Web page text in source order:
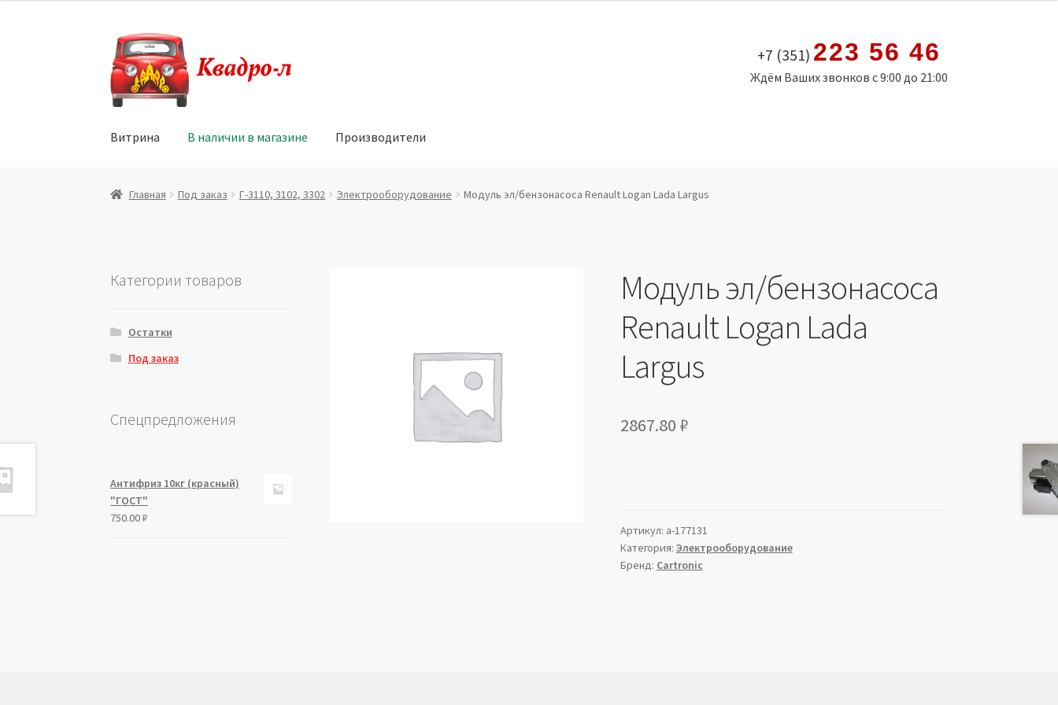
Перейти
к
навигации
Перейти
к
содержимому
+7 (351) 223 56 46
Ждём Ваших звонков с 9:00 до 21:00
Витрина В наличии в магазине Производители
Главная Витрина Мой аккаунтПолитика в отношении обработки персональных данных Производители
Главная Под заказ Г-3110, 3102, 3302 Электрооборудование Модуль эл/бензонасоса Renault Logan Lada Largus
Модуль эл/бензонасоса
Renault Logan Lada
Largus
2867.80 ₽
Артикул: a-177131
Категория: Электрооборудование
Бренд: Cartronic
Категории товаров
Остатки
Под заказ
Спецпредложения
Антифриз 10кг (красный)
"ГОСТ"
750.00₽